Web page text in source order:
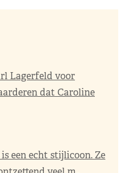
Lagerfeld voor
dat Caroline
een echt stijlicoon. Ze